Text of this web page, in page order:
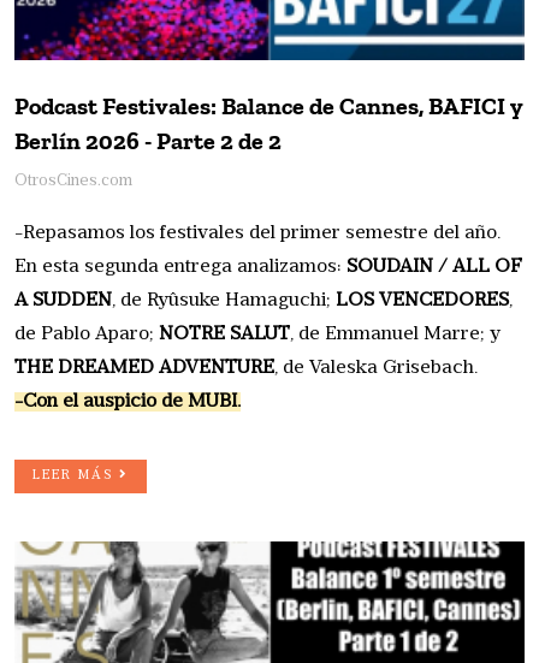
Podcast Festivales: Balance de Cannes, BAFICI y
Berlín 2026 - Parte 2 de 2
OtrosCines.com
-Repasamos los festivales del primer semestre del año.
En esta segunda entrega analizamos: SOUDAIN / ALL OF
A SUDDEN, de Ryûsuke Hamaguchi; LOS VENCEDORES,
de Pablo Aparo; NOTRE SALUT, de Emmanuel Marre; y
THE DREAMED ADVENTURE, de Valeska Grisebach.
-Con el auspicio de MUBI.
LEER MÁS